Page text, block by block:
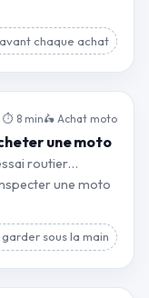
chaque achat
⏱ 8 min🛵 Achat moto
une moto
routier…
une moto
sous la main